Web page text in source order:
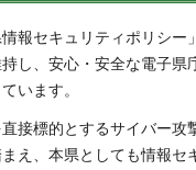
報セキュリティポリシー
し、安心・安全な電子県
います。
接標的とするサイバー攻
え、本県としても情報セ